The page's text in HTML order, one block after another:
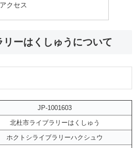
クセス
ーはくしゅうについて
JP-1001603
北杜市ライブラリーはくしゅう
ホクトシライブラリーハクシュウ